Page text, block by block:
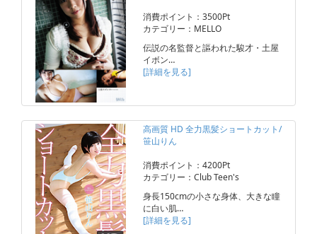
消費ポイント：3500Pt
カテゴリー：MELLO
伝説の名監督と謳われた駿才・土屋
イボン…
[詳細を見る]
高画質 HD 全力黒髪ショートカット/
笹山りん
消費ポイント：4200Pt
カテゴリー：Club Teen's
身長150cmの小さな身体、大きな瞳
に白い肌…
[詳細を見る]